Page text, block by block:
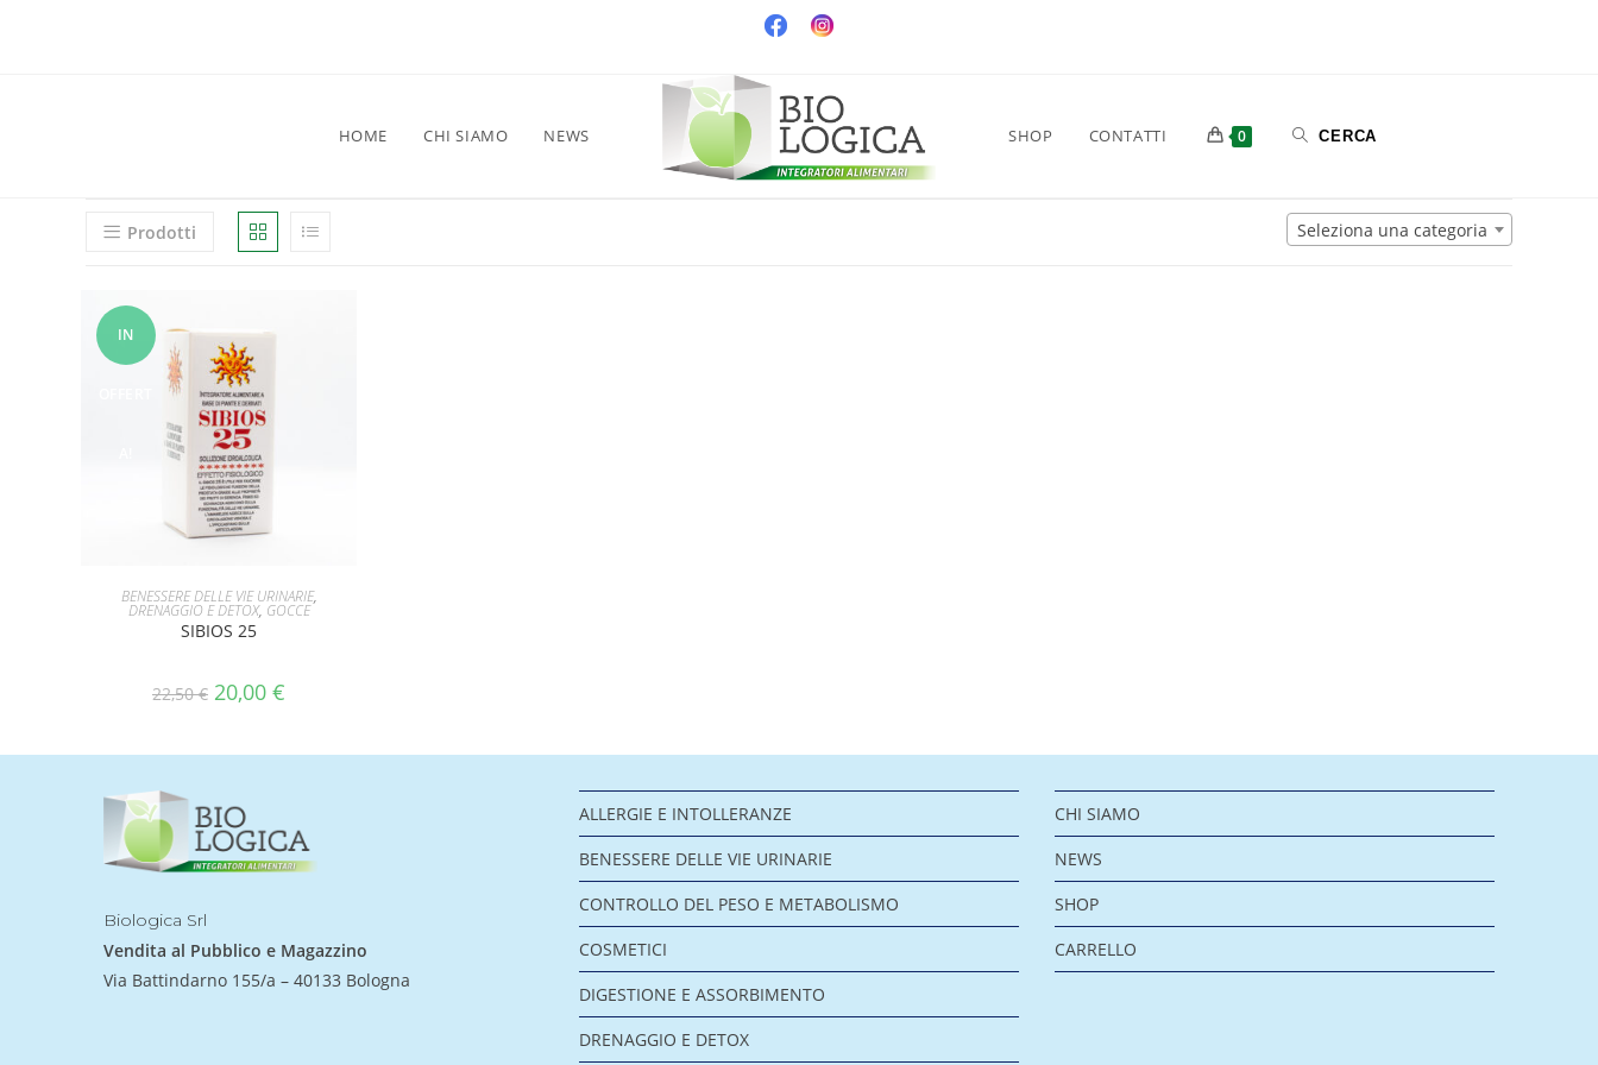
HOME CHI SIAMO NEWS SHOP CONTATTI 0
Seleziona una categoria
Prodotti
IN
AGGIUNGI AL CARRELLO
BENESSERE DELLE VIE URINARIE,
DRENAGGIO E DETOX, GOCCE
SIBIOS 25
22,50€ 20,00 €
Biologica Srl
Vendita al Pubblico e Magazzino
Via Battindarno 155/a – 40133 Bologna
ALLERGIE E INTOLLERANZE
BENESSERE DELLE VIE URINARIE
CONTROLLO DEL PESO E METABOLISMO
COSMETICI
DIGESTIONE E ASSORBIMENTO
DRENAGGIO E DETOX
CHI SIAMO
NEWS
SHOP
CARRELLO